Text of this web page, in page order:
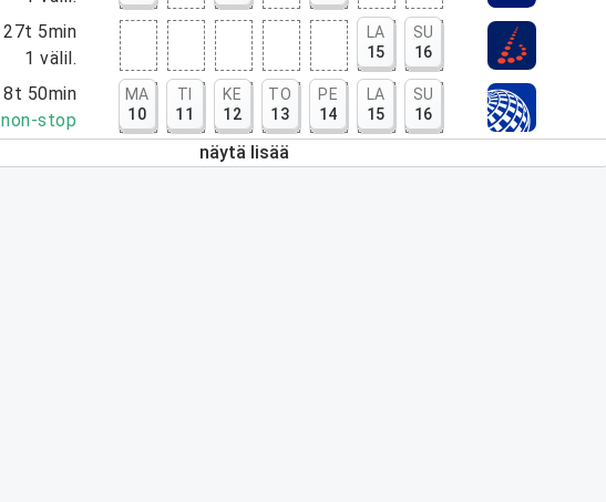
27t 5min
1 välil.
LA
15
SU
16
8t 50min
non-stop
MA
10
TI
11
KE
12
TO
13
PE
14
LA
15
SU
16
näytä lisää